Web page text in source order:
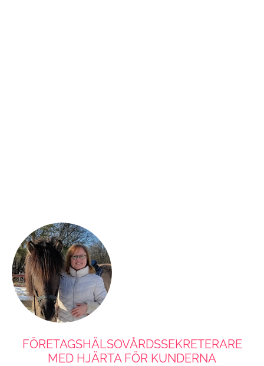
FÖRETAGSHÄLSOVÅRDSSEKRETERARE
MED HJÄRTA FÖR KUNDERNA